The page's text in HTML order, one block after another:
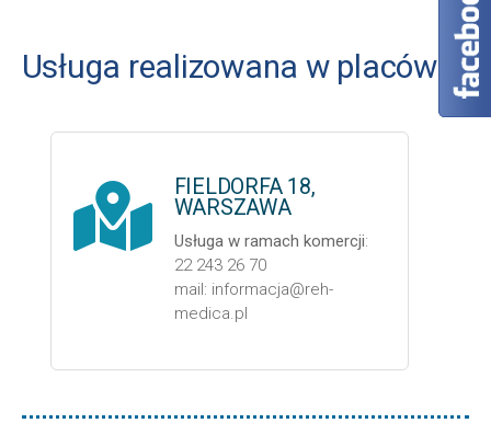
Usługa realizowana w placówce
FIELDORFA 18,
WARSZAWA
Usługa w ramach komercji:
22 243 26 70
mail: informacja@reh-
medica.pl